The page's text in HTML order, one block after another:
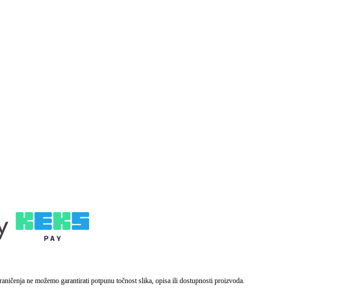
ne možemo garantirati potpunu točnost slika, opisa ili dostupnosti proizvoda.